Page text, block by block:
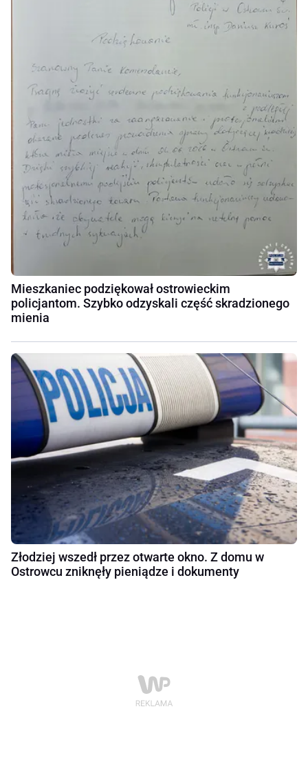
Mieszkaniec podziękował ostrowieckim
policjantom. Szybko odzyskali część skradzionego
mienia
Złodziej wszedł przez otwarte okno. Z domu w
Ostrowcu zniknęły pieniądze i dokumenty